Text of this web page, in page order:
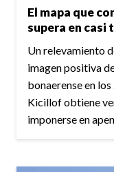
El mapa que
supera en casi
Un relevamiento
imagen positiva
bonaerense en
Kicillof obtiene
imponerse en